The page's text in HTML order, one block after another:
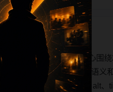
连续阅读场景整理，核心围
路径、摘要说明、图片语义
、canonical、主题图、alt、